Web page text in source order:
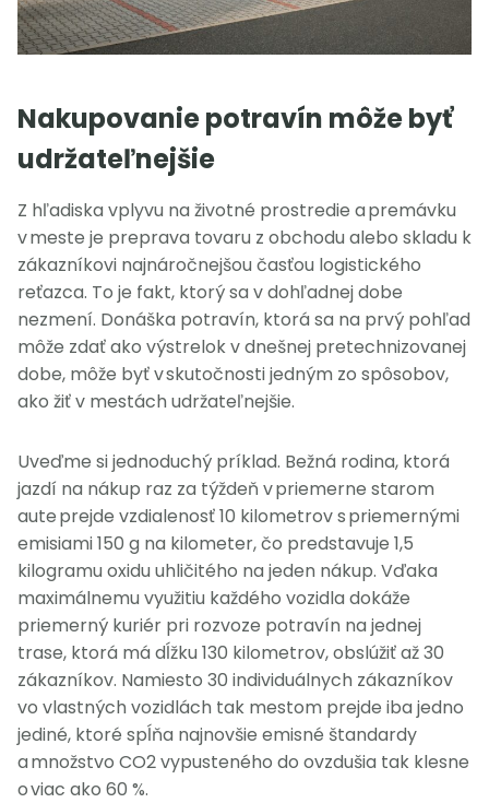
Nakupovanie potravín môže byť
udržateľnejšie
Z hľadiska vplyvu na životné prostredie a premávku
v meste je preprava tovaru z obchodu alebo skladu k
zákazníkovi najnáročnejšou časťou logistického
reťazca. To je fakt, ktorý sa v dohľadnej dobe
nezmení. Donáška potravín, ktorá sa na prvý pohľad
môže zdať ako výstrelok v dnešnej pretechnizovanej
dobe, môže byť v skutočnosti jedným zo spôsobov,
ako žiť v mestách udržateľnejšie.
Uveďme si jednoduchý príklad. Bežná rodina, ktorá
jazdí na nákup raz za týždeň v priemerne starom
aute prejde vzdialenosť 10 kilometrov s priemernými
emisiami 150 g na kilometer, čo predstavuje 1,5
kilogramu oxidu uhličitého na jeden nákup. Vďaka
maximálnemu využitiu každého vozidla dokáže
priemerný kuriér pri rozvoze potravín na jednej
trase, ktorá má dĺžku 130 kilometrov, obslúžiť až 30
zákazníkov. Namiesto 30 individuálnych zákazníkov
vo vlastných vozidlách tak mestom prejde iba jedno
jediné, ktoré spĺňa najnovšie emisné štandardy
a množstvo CO2 vypusteného do ovzdušia tak klesne
o viac ako 60 %.